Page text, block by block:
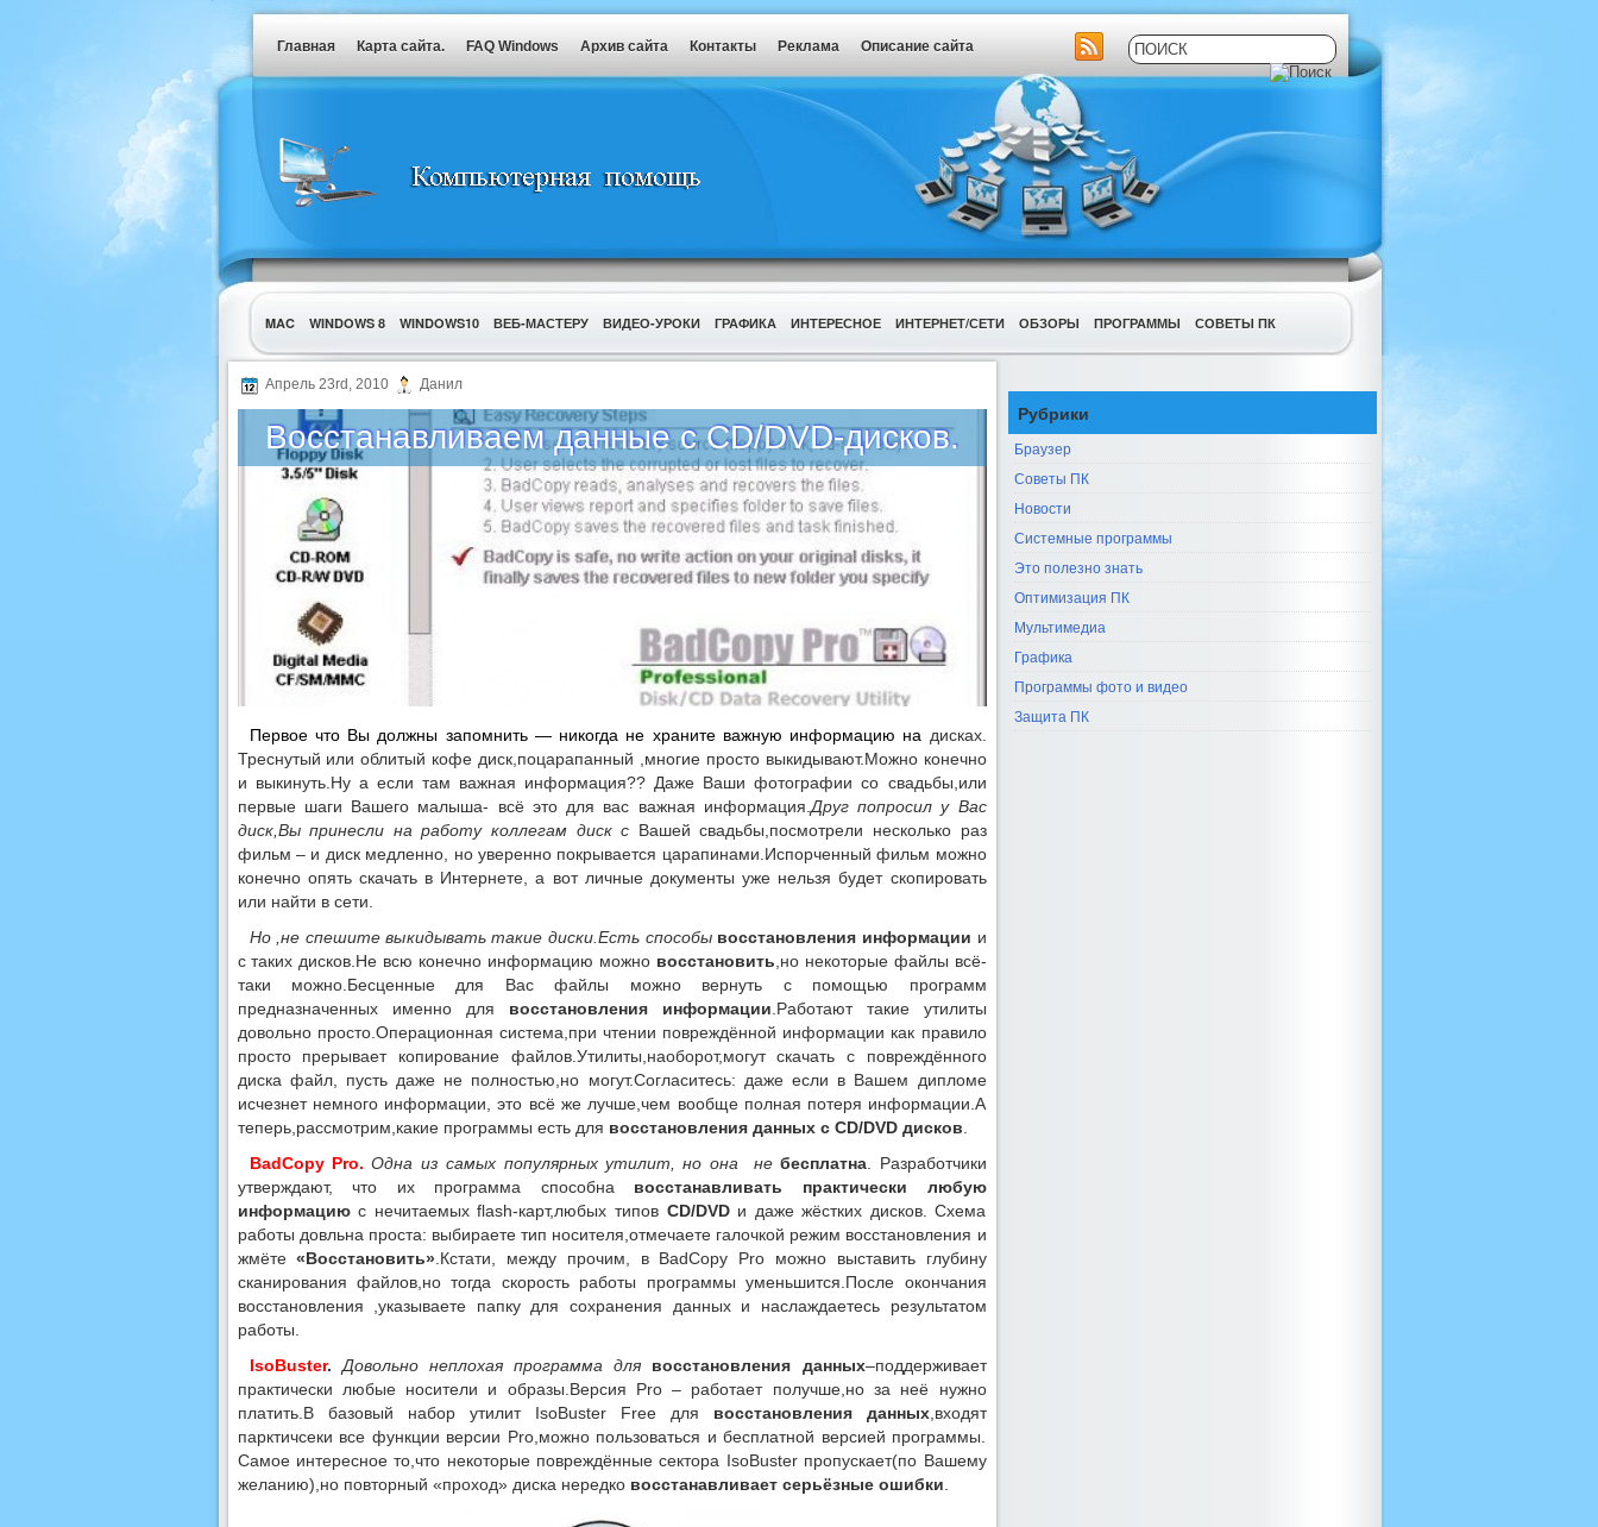
Главная Карта сайта. FAQ Windows Архив сайта Контакты Реклама Описание сайта
MAC WINDOWS 8 WINDOWS10 ВЕБ-МАСТЕРУ ВИДЕО-УРОКИ ГРАФИКА ИНТЕРЕСНОЕ ИНТЕРНЕТ/СЕТИ ОБЗОРЫ ПРОГРАММЫ СОВЕТЫ ПК
УТИЛИТЫ
Апрель 23rd, 2010 Данил
Восстанавливаем данные с CD/DVD-дисков.
Первое что Вы должны запомнить — никогда не храните важную информацию на дисках.
Треснутый или облитый кофе диск,поцарапанный ,многие просто выкидывают.Можно конечно
и выкинуть.Ну а если там важная информация?? Даже Ваши фотографии со свадьбы,или
первые шаги Вашего малыша- всё это для вас важная информация. Друг попросил у Вас
диск,Вы принесли на работу коллегам диск с Вашей свадьбы,посмотрели несколько раз
фильм – и диск медленно, но уверенно покрывается царапинами.Испорченный фильм можно
конечно опять скачать в Интернете, а вот личные документы уже нельзя будет скопировать
или найти в сети.
Но ,не спешите выкидывать такие диски.Есть способы восстановления информации и
с таких дисков.Не всю конечно информацию можно восстановить ,но некоторые файлы всё-
таки можно.Бесценные для Вас файлы можно вернуть с помощью программ
предназначенных именно для восстановления информации .Работают такие утилиты
довольно просто.Операционная система,при чтении повреждённой информации как правило
просто прерывает копирование файлов.Утилиты,наоборот,могут скачать с повреждённого
диска файл, пусть даже не полностью,но могут.Согласитесь: даже если в Вашем дипломе
исчезнет немного информации, это всё же лучше,чем вообще полная потеря информации.А
теперь,рассмотрим,какие программы есть для восстановления данных с CD/DVD дисков
BadCopy Pro. Одна из самых популярных утилит, но она небесплатна . Разработчики
утверждают, что их программа способна восстанавливать практически любую
информациюс нечитаемых flash-карт,любых типов CD/DVDи даже жёстких дисков. Схема
работы довльна проста: выбираете тип носителя,отмечаете галочкой режим восстановления и
жмёте«Восстановить» .Кстати, между прочим, в BadCopy Pro можно выставить глубину
сканирования файлов,но тогда скорость работы программы уменьшится.После окончания
восстановления ,указываете папку для сохранения данных и наслаждаетесь результатом
работы.
IsoBuster. Довольно неплохая программа для восстановления данных–поддерживает
практически любые носители и образы.Версия Pro – работает получше,но за неё нужно
платить.В базовый набор утилит IsoBuster Free для восстановления данных,входят
парктичсеки все функции версии Pro,можно пользоваться и бесплатной версией программы.
Самое интересное то,что некоторые повреждённые сектора IsoBuster пропускает(по Вашему
желанию),но повторный «проход» диска нередко восстанавливает серьёзные ошибки
Рубрики
Браузер
Советы ПК
Новости
Системные программы
Это полезно знать
Оптимизация ПК
Мультимедиа
Графика
Программы фото и видео
Защита ПК